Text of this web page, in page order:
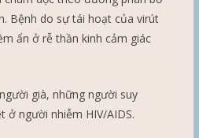
Bệnh do sự tái hoạt của virút
ẩn ở rễ thần kinh cảm giác
già, những người suy
ở người nhiễm HIV/AIDS.